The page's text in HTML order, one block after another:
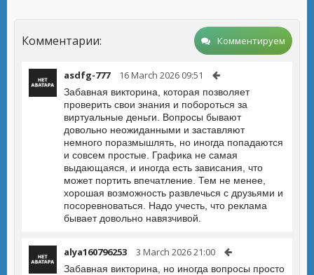
Комментарии: Комментируем
asdfg-777 16 March 2026 09:51
Забавная викторина, которая позволяет
проверить свои знания и побороться за
виртуальные деньги. Вопросы бывают
довольно неожиданными и заставляют
немного поразмышлять, но иногда попадаются
и совсем простые. Графика не самая
выдающаяся, и иногда есть зависания, что
может портить впечатление. Тем не менее,
хорошая возможность развлечься с друзьями и
посоревноваться. Надо учесть, что реклама
бывает довольно навязчивой.
alya160796253 3 March 2026 21:00
Забавная викторина, но иногда вопросы просто